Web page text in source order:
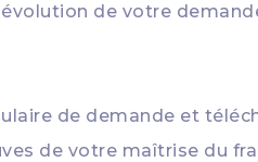
de votre
de demande et
de votre maîtrise du